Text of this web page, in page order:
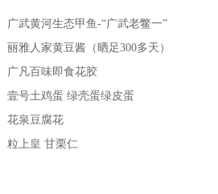
广武黄河生态甲鱼-“广武老鳖一”
丽雅人家黄豆酱（晒足300多天）
广凡百味即食花胶
壹号土鸡蛋 绿壳蛋绿皮蛋
花泉豆腐花
粒上皇 甘栗仁